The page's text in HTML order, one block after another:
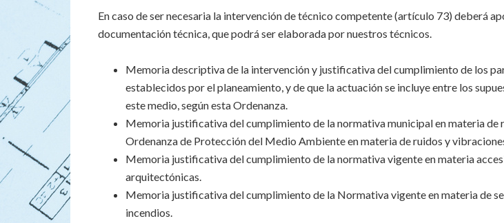
En caso de ser necesaria la intervención de técnico competente (artículo 73) deberá
documentación técnica, que podrá ser elaborada por nuestros técnicos.
Memoria descriptiva de la intervención y justificativa del cumplimiento de los
establecidos por el planeamiento, y de que la actuación se incluye entre los
este medio, según esta Ordenanza.
Memoria justificativa del cumplimiento de la normativa municipal en materia de
Ordenanza de Protección del Medio Ambiente en materia de ruidos y
Memoria justificativa del cumplimiento de la normativa vigente en materia
arquitectónicas.
Memoria justificativa del cumplimiento de la Normativa vigente en materia de
incendios.